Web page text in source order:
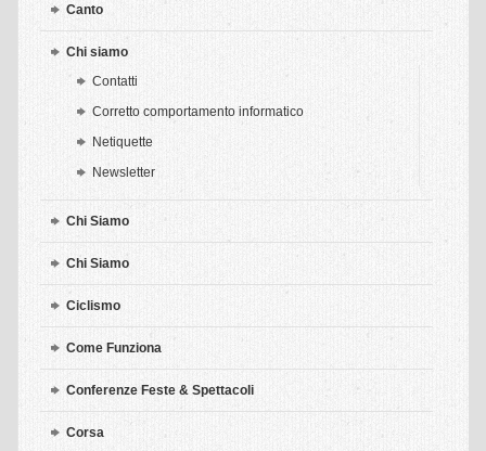
Shiatsu & Fibromialgia
Shiatsu & oncologia
Shiatsu & operatori sanitari
La seduta shiatsu di trattamento
Aziende – servizi – convenzioni – shiatsu
Trattamenti shiatsu a privati
DISCIPLINE
Canto
Chi siamo
Contatti
Corretto comportamento informatico
Netiquette
Newsletter
Chi Siamo
Chi Siamo
Ciclismo
Come Funziona
Conferenze Feste & Spettacoli
Corsa